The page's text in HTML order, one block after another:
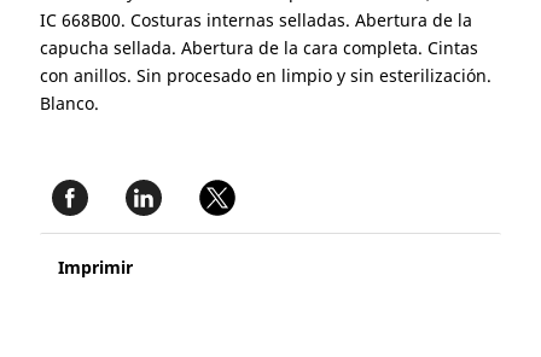
IC 668B00. Costuras internas selladas. Abertura de la
capucha sellada. Abertura de la cara completa. Cintas
con anillos. Sin procesado en limpio y sin esterilización.
Blanco.
Imprimir